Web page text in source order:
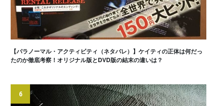
【パラノーマル・アクティビティ（ネタバレ）】ケイティの正体は何だっ
たのか徹底考察！オリジナル版とDVD版の結末の違いは？
6